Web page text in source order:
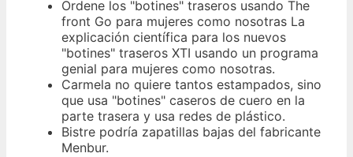
Ordene los "botines" traseros usando The
front Go para mujeres como nosotras La
explicación científica para los nuevos
"botines" traseros XTI usando un programa
genial para mujeres como nosotras.
Carmela no quiere tantos estampados, sino
que usa "botines" caseros de cuero en la
parte trasera y usa redes de plástico.
Bistre podría zapatillas bajas del fabricante
Menbur.